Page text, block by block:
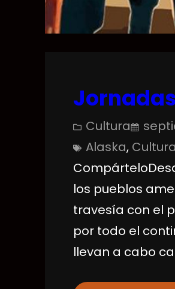
Cultura
Alaska,
los pueblos
travesía con el
por todo el
llevan a cabo